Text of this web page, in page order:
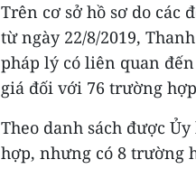
Trên cơ sở hồ sơ do các
từ ngày 22/8/2019,
pháp lý có liên quan
giá đối với 76 trường
Theo danh sách được
hợp, nhưng có 8 trường